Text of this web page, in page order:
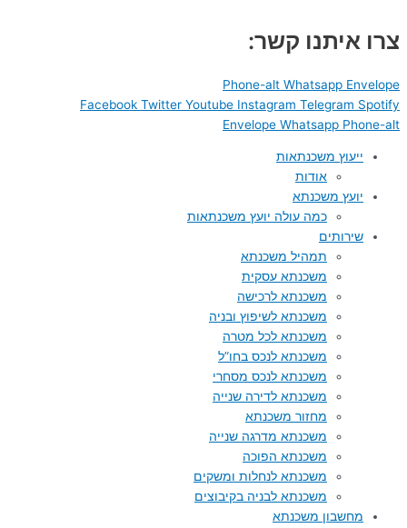
צרו איתנו קשר:
Phone-alt Whatsapp Envelope
Facebook Twitter Youtube Instagram Telegram Spotify
Envelope Whatsapp Phone-alt
ייעוץ משכנתאות
אודות
יועץ משכנתא
כמה עולה יועץ משכנתאות
שירותים
תמהיל משכנתא
משכנתא עסקית
משכנתא לרכישה
משכנתא לשיפוץ ובניה
משכנתא לכל מטרה
משכנתא לנכס בחו”ל
משכנתא לנכס מסחרי
משכנתא לדירה שנייה
מחזור משכנתא
משכנתא מדרגה שנייה
משכנתא הפוכה
משכנתא לנחלות ומשקים
משכנתא לבניה בקיבוצים
מחשבון משכנתא